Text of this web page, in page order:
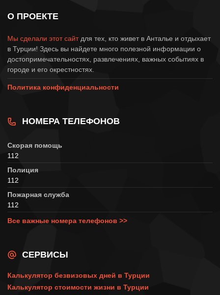
О ПРОЕКТЕ
Мы сделали этот сайтдля тех, кто живет в Анталье и отдыхает
в Турции! Здесь вы найдете много полезной информации о
достопримечательностях, развлечениях, важных событиях в
городе и его окрестностях.
Политика конфиденциальности
НОМЕРА ТЕЛЕФОНОВ
Скорая помощь
112
Полиция
112
Пожарная служба
112
Все важные номера телефонов >>
СЕРВИСЫ
Калькулятор безвизовых дней в Турции
Калькулятор стоимости жизни в Турции